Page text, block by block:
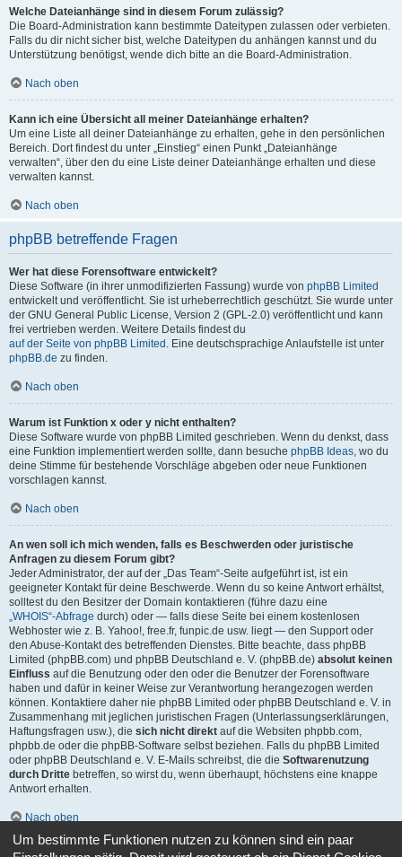
Welche Dateianhänge sind in diesem Forum zulässig?
Die Board-Administration kann bestimmte Dateitypen zulassen oder verbieten.
Falls du dir nicht sicher bist, welche Dateitypen du anhängen kannst und du
Unterstützung benötigst, wende dich bitte an die Board-Administration.
Nach oben
Kann ich eine Übersicht all meiner Dateianhänge erhalten?
Um eine Liste all deiner Dateianhänge zu erhalten, gehe in den persönlichen
Bereich. Dort findest du unter „Einstieg“ einen Punkt „Dateianhänge
verwalten“, über den du eine Liste deiner Dateianhänge erhalten und diese
verwalten kannst.
Nach oben
phpBB betreffende Fragen
Wer hat diese Forensoftware entwickelt?
Diese Software (in ihrer unmodifizierten Fassung) wurde von phpBB Limited
entwickelt und veröffentlicht. Sie ist urheberrechtlich geschützt. Sie wurde unter
der GNU General Public License, Version 2 (GPL-2.0) veröffentlicht und kann
frei vertrieben werden. Weitere Details findest du
auf der Seite von phpBB Limited . Eine deutschsprachige Anlaufstelle ist unter
phpBB.de zu finden.
Nach oben
Warum ist Funktion x oder y nicht enthalten?
Diese Software wurde von phpBB Limited geschrieben. Wenn du denkst, dass
eine Funktion implementiert werden sollte, dann besuche phpBB Ideas , wo du
deine Stimme für bestehende Vorschläge abgeben oder neue Funktionen
vorschlagen kannst.
Nach oben
An wen soll ich mich wenden, falls es Beschwerden oder juristische
Anfragen zu diesem Forum gibt?
Jeder Administrator, der auf der „Das Team“-Seite aufgeführt ist, ist ein
geeigneter Kontakt für deine Beschwerde. Wenn du so keine Antwort erhältst,
solltest du den Besitzer der Domain kontaktieren (führe dazu eine
„WHOIS“-Abfrage durch) oder — falls diese Seite bei einem kostenlosen
Webhoster wie z. B. Yahoo!, free.fr, funpic.de usw. liegt — den Support oder
den Abuse-Kontakt des betreffenden Dienstes. Bitte beachte, dass phpBB
Limited (phpBB.com) und phpBB Deutschland e. V. (phpBB.de) absolut keinen
Einfluss auf die Benutzung oder den oder die Benutzer der Forensoftware
haben und dafür in keiner Weise zur Verantwortung herangezogen werden
können. Kontaktiere daher nie phpBB Limited oder phpBB Deutschland e. V. in
Zusammenhang mit jeglichen juristischen Fragen (Unterlassungserklärungen,
Haftungsfragen usw.), die sich nicht direkt auf die Websiten phpbb.com,
phpbb.de oder die phpBB-Software selbst beziehen. Falls du phpBB Limited
oder phpBB Deutschland e. V. E-Mails schreibst, die die Softwarenutzung
durch Dritte betreffen, so wirst du, wenn überhaupt, höchstens eine knappe
Antwort erhalten.
Nach oben
Wie kann ich einen Administrator des Boards kontaktieren?
Um bestimmte Funktionen nutzen zu können sind ein paar